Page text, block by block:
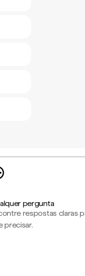
pergunta
respostas claras
precisar.